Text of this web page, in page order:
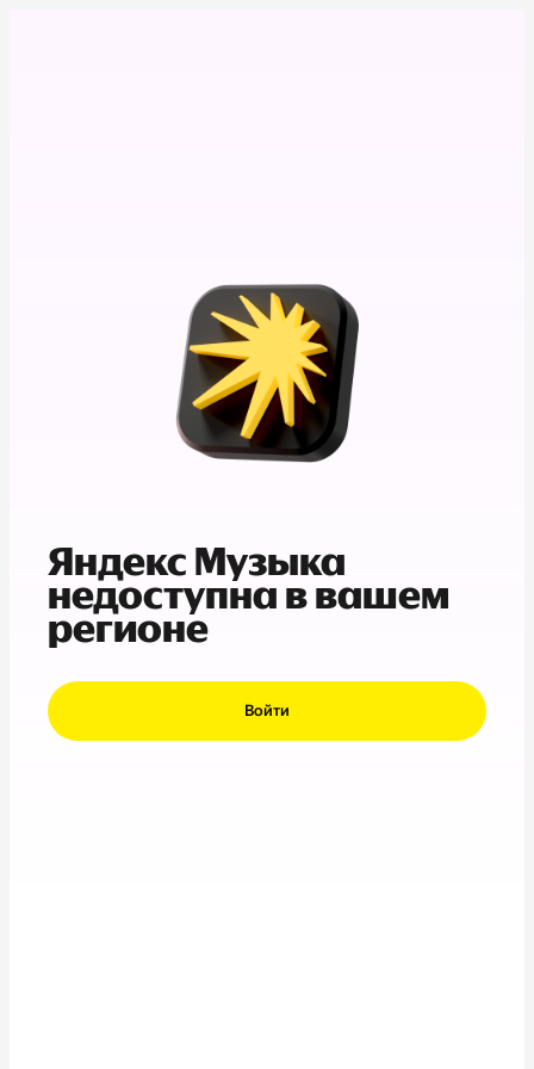
Яндекс Музыка
недоступна в вашем
регионе
Войти